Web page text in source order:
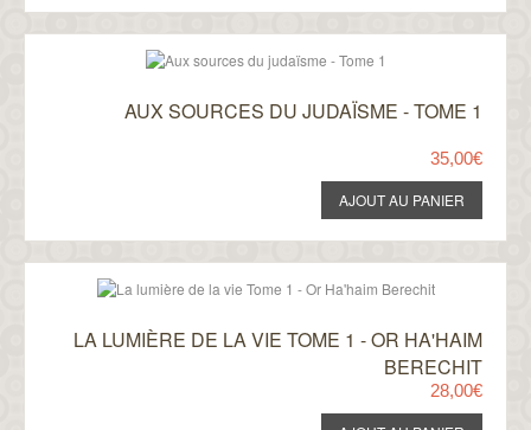
AUX SOURCES DU JUDAÏSME - TOME 1
35,00€
LA LUMIÈRE DE LA VIE TOME 1 - OR HA'HAIM
BERECHIT
28,00€